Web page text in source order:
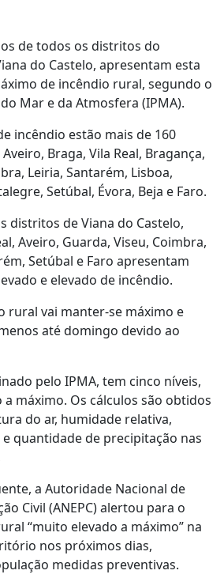
de todos os distritos do
do Castelo, apresentam esta
de incêndio rural, segundo o
Mar e da Atmosfera (IPMA).
incêndio estão mais de 160
Braga, Vila Real, Bragança,
Leiria, Santarém, Lisboa,
Setúbal, Évora, Beja e Faro.
distritos de Viana do Castelo,
Aveiro, Guarda, Viseu, Coimbra,
Setúbal e Faro apresentam
e elevado de incêndio.
rural vai manter-se máximo e
até domingo devido ao
pelo IPMA, tem cinco níveis,
máximo. Os cálculos são obtidos
do ar, humidade relativa,
quantidade de precipitação nas
a Autoridade Nacional de
Civil (ANEPC) alertou para o
“muito elevado a máximo” na
nos próximos dias,
medidas preventivas.